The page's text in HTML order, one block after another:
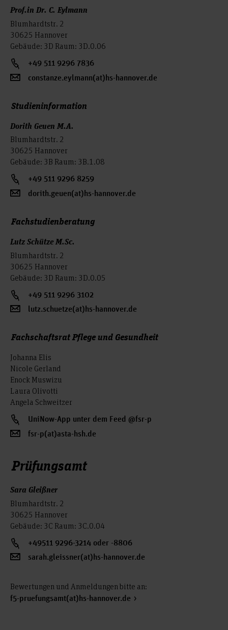
Prof.in Dr. C. Eylmann
Blumhardtstr. 2
30625 Hannover
Gebäude: 3D Raum: 3D.0.06
+49 511 9296 7836
constanze.eylmann(at)hs-hannover.de
Studieninformation
Dorith Geuen M.A.
Blumhardtstr. 2
30625 Hannover
Gebäude: 3B Raum: 3B.1.08
+49 511 9296 8259
dorith.geuen(at)hs-hannover.de
Fachstudienberatung
Lutz Schütze M.Sc.
Blumhardtstr. 2
30625 Hannover
Gebäude: 3D Raum: 3D.0.05
+49 511 9296 3102
lutz.schuetze(at)hs-hannover.de
Fachschaftsrat Pflege und Gesundheit
Johanna Elis
Nicole Gerland
Enock Muswizu
Laura Olivotti
Angela Schweitzer
UniNow-App unter dem Feed @fsr-p
fsr-p(at)asta-hsh.de
Prüfungsamt
Sara Gleißner
Blumhardtstr. 2
30625 Hannover
Gebäude: 3C Raum: 3C.0.04
+49511 9296-3214 oder -8806
sarah.gleissner(at)hs-hannover.de
Bewertungen und Anmeldungen bitte an:
f5-pruefungsamt(at)hs-hannover.de